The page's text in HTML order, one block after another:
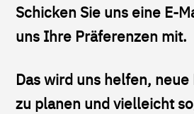
Schicken Sie uns eine E-
uns Ihre Präferenzen mit.
Das wird uns helfen,
zu planen und vielleicht